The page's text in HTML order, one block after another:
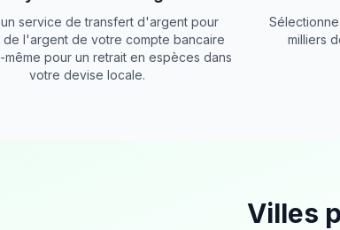
service de transfert d'argent pour
l'argent de votre compte bancaire
même pour un retrait en espèces dans
votre devise locale.
milliers
Villes